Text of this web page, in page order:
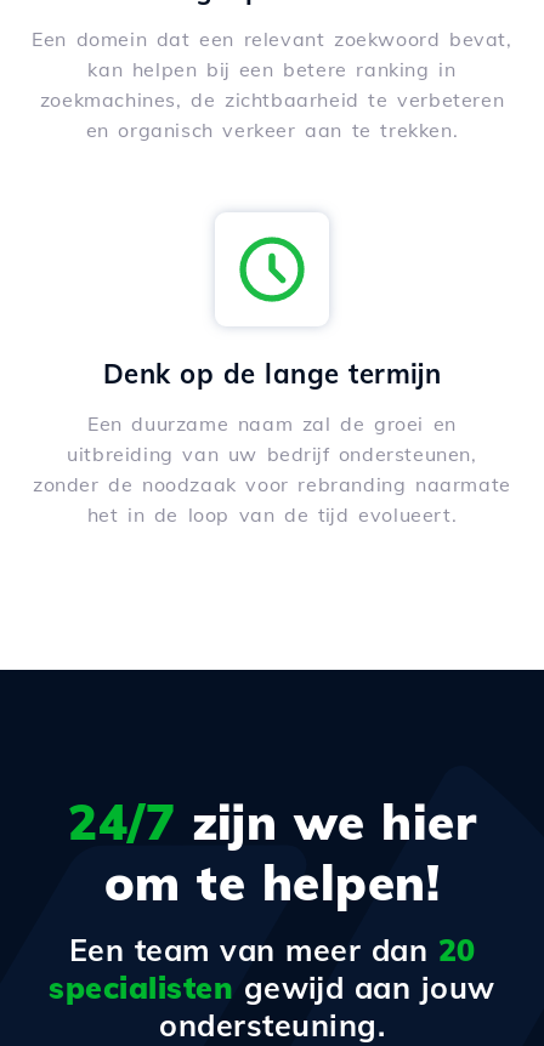
Een domein dat een relevant zoekwoord bevat,
kan helpen bij een betere ranking in
zoekmachines, de zichtbaarheid te verbeteren
en organisch verkeer aan te trekken.
Denk op de lange termijn
Een duurzame naam zal de groei en
uitbreiding van uw bedrijf ondersteunen,
zonder de noodzaak voor rebranding naarmate
het in de loop van de tijd evolueert.
24/7 zijn we hier
om te helpen!
Een team van meer dan 20
specialisten gewijd aan jouw
ondersteuning.